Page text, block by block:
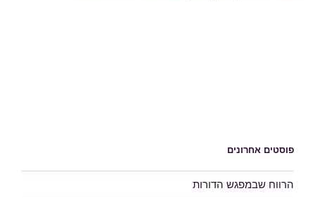
פוסטים אחרונים
הרווח שבמפגש הדורות